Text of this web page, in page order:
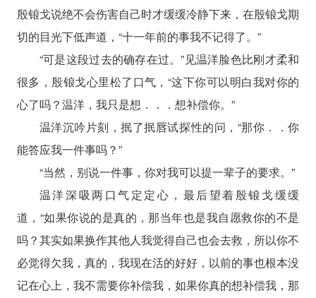
殷锒戈说绝不会伤害自己时才缓缓冷静下来，在殷锒戈期
切的目光下低声道，“十一年前的事我不记得了。”
“可是这段过去的确存在过。”见温洋脸色比刚才柔和
很多，殷锒戈心里松了口气，“这下你可以明白我对你的
心了吗？温洋，我只是想．．．想补偿你。”
温洋沉吟片刻，抿了抿唇试探性的问，“那你．．你
能答应我一件事吗？”
“当然，别说一件事，你对我可以提一辈子的要求。”
温洋深吸两口气定定心，最后望着殷锒戈缓缓
道，“如果你说的是真的，那当年也是我自愿救你的不是
吗？其实如果换作其他人我觉得自己也会去救，所以你不
必觉得欠我，真的，我现在活的好好，以前的事也根本没
记在心上，我不需要你补偿我，如果你真的想补偿我，那